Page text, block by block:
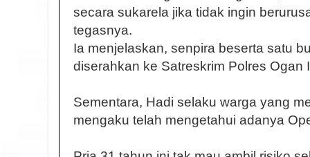
secara sukarela jika tidak ingin
tegasnya.
Ia menjelaskan, senpira beserta satu
diserahkan ke Satreskrim Polres Ogan
Sementara, Hadi selaku warga yang
mengaku telah mengetahui adanya